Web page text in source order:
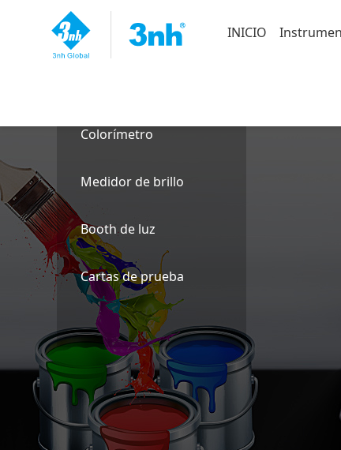
INICIO
Colorímetro
Medidor de brillo
Booth de luz
Cartas de prueba